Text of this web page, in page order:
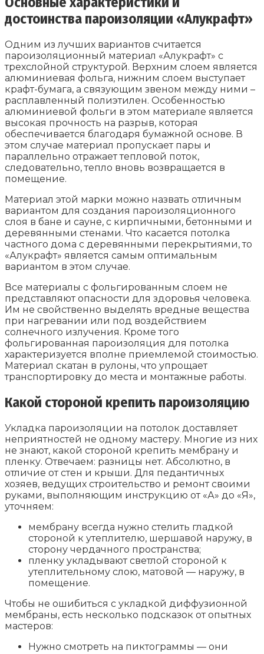
достоинства пароизоляции «Алукрафт»
Одним из лучших вариантов считается
пароизоляционный материал «Алукрафт» с
трехслойной структурой. Верхним слоем является
алюминиевая фольга, нижним слоем выступает
крафт-бумага, а связующим звеном между ними –
расплавленный полиэтилен. Особенностью
алюминиевой фольги в этом материале является
высокая прочность на разрыв, которая
обеспечивается благодаря бумажной основе. В
этом случае материал пропускает пары и
параллельно отражает тепловой поток,
следовательно, тепло вновь возвращается в
помещение.
Материал этой марки можно назвать отличным
вариантом для создания пароизоляционного
слоя в бане и сауне, с кирпичными, бетонными и
деревянными стенами. Что касается потолка
частного дома с деревянными перекрытиями, то
«Алукрафт» является самым оптимальным
вариантом в этом случае.
Все материалы с фольгированным слоем не
представляют опасности для здоровья человека.
Им не свойственно выделять вредные вещества
при нагревании или под воздействием
солнечного излучения. Кроме того
фольгированная пароизоляция для потолка
характеризуется вполне приемлемой стоимостью.
Материал скатан в рулоны, что упрощает
транспортировку до места и монтажные работы.
Какой стороной крепить пароизоляцию
Укладка пароизоляции на потолок доставляет
неприятностей не одному мастеру. Многие из них
не знают, какой стороной крепить мембрану и
пленку. Отвечаем: разницы нет. Абсолютно, в
отличие от стен и крыши. Для педантичных
хозяев, ведущих строительство и ремонт своими
руками, выполняющим инструкцию от «А» до «Я»,
уточняем:
мембрану всегда нужно стелить гладкой
стороной к утеплителю, шершавой наружу, в
сторону чердачного пространства;
пленку укладывают светлой стороной к
утеплительному слою, матовой — наружу, в
помещение.
Чтобы не ошибиться с укладкой диффузионной
мембраны, есть несколько подсказок от опытных
мастеров:
Нужно смотреть на пиктограммы — они